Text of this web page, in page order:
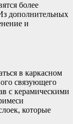
более
дополнительных
и
в каркасном
связующего
с керамическими
которые